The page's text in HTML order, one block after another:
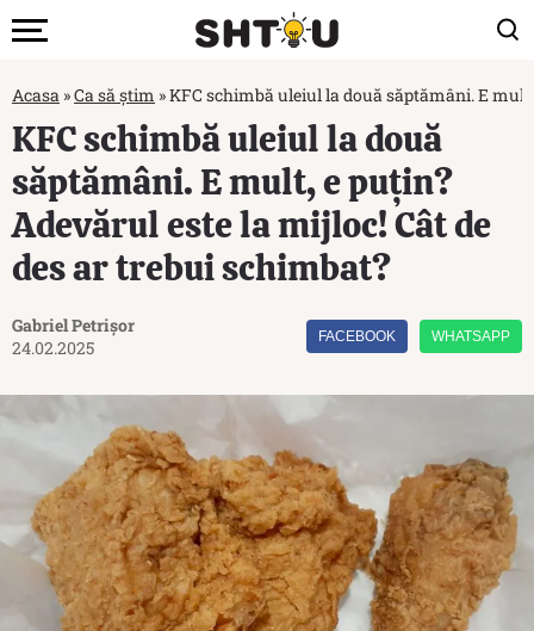
Acasa »Ca să știm »KFC schimbă uleiul la două săptămâni. E
KFC schimbă uleiul la două
săptămâni. E mult, e puțin?
Adevărul este la mijloc! Cât de
des ar trebui schimbat?
Gabriel Petrișor
24.02.2025
FACEBOOK WHATSAPP